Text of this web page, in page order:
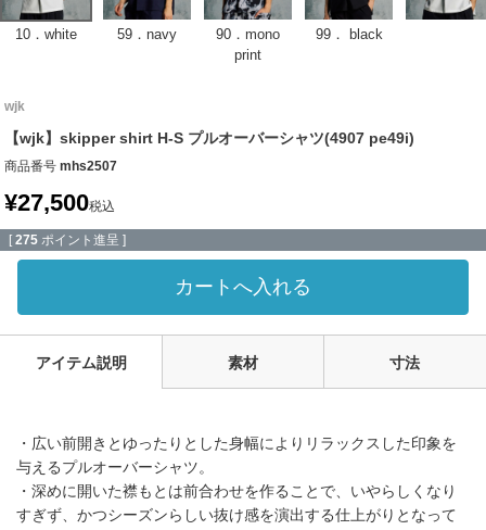
10．white 59．navy
90．mono
print
99． black
wjk
【wjk】skipper shirt H-S プルオーバーシャツ(4907 pe49i)
商品番号 mhs2507
¥27,500税込
[ 275 ポイント進呈 ]
カートへ入れる
アイテム説明 素材 寸法
・広い前開きとゆったりとした身幅によりリラックスした印象を
与えるプルオーバーシャツ。
・深めに開いた襟もとは前合わせを作ることで、いやらしくなり
すぎず、かつシーズンらしい抜け感を演出する仕上がりとなって